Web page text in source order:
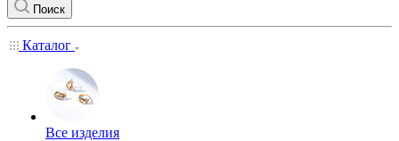
Поиск
Каталог
Все изделия